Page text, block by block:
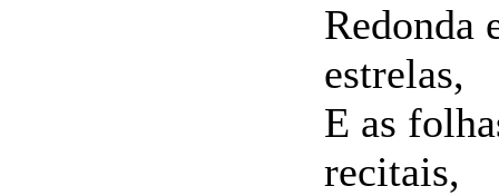
Redonda
estrelas,
E as
recitais,